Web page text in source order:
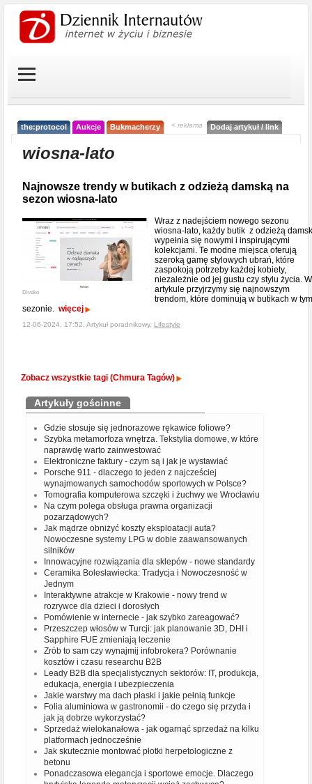
the:protocol Aukcje Bukmacherzy < reklama Dodaj artykuł / link
wiosna-lato
Najnowsze trendy w butikach z odzieżą damską na
sezon wiosna-lato
Diveko
Wraz z nadejściem nowego sezonu
wiosna-lato, każdy butik z odzieżą
wypełnia się nowymi i inspirującymi
kolekcjami. Te modne miejsca oferują
szeroką gamę stylowych ubrań, które
zaspokoją potrzeby każdej kobiety,
niezależnie od jej gustu czy stylu życia. W
artykule przyjrzymy się najnowszym
trendom, które dominują w butikach w tym
sezonie. więcej
12-06-2024, 17:52, Artykuł poradnikowy, Lifestyle
Zobacz wszystkie tagi (Chmura Tagów)
Artykuły gościnne
Gdzie stosuje się jednorazowe rękawice foliowe?
Szybka metamorfoza wnętrza. Tekstylia domowe, w które
naprawdę warto zainwestować
Elektroniczne faktury - czym są i jak je wystawiać
Porsche 911 - dlaczego to jeden z najcześciej
wynajmowanych samochodów sportowych w Polsce?
Tomografia komputerowa szczęki i żuchwy we Wrocławiu
Na czym polega obsługa prawna organizacji
pozarządowych?
Jak mądrze obniżyć koszty eksploatacji auta?
Nowoczesne systemy LPG w dobie zaawansowanych
silników
Innowacyjne rozwiązania dla sklepów - nowe standardy
Ceramika Bolesławiecka: Tradycja i Nowoczesność w
Jednym
Interaktywne atrakcje w Krakowie - nowy trend w
rozrywce dla dzieci i dorosłych
Pomówienie w internecie - jak szybko zareagować?
Przeszczep włosów w Turcji: jak planowanie 3D, DHI i
Sapphire FUE zmieniają leczenie
Zrób to sam czy wynajmij infobrokera? Porównanie
kosztów i czasu researchu B2B
Leady B2B dla specjalistycznych sektorów: IT, produkcja,
edukacja, energia i ubezpieczenia
Jakie warstwy ma dach płaski i jakie pełnią funkcje
Folia aluminiowa w gastronomii - do czego się przyda i
jak ją dobrze wykorzystać?
Sprzedaż wielokanałowa - jak ogarnąć sprzedaż na kilku
platformach jednocześnie
Jak skutecznie montować płotki herpetologiczne z
betonu
Ponadczasowa elegancja i sportowe emocje. Dlaczego